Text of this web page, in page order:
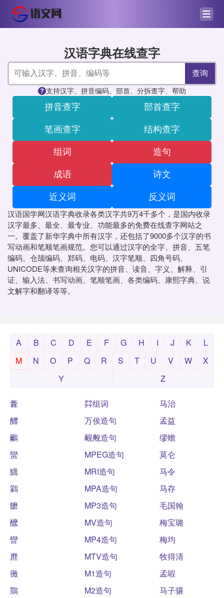
汉语字典在线查字
查询
支持汉字、拼音编码、部首、分拆查字、帮助
拼音查字
部首查字
笔画查字 结构查字
组词 造句
成语 诗文
近义词 反义词
汉语国学网汉语字典收录各类汉字共9万4千多个，是国内收录
汉字最多、最全、最专业、功能最多的免费在线查字网站之
一。覆盖了新华字典中所有汉字，还包括了9000多个汉字的书
写动画和笔顺笔画规范。您可以通过汉字的全字、拼音、五笔
编码、仓颉编码、郑码、电码、汉字笔顺、四角号码、
UNICODE等来查询相关汉字的拼音、读音、字义、解释、引
证、输入法、书写动画、笔顺笔画、各类编码、康熙字典、说
文解字和翻译等等。
A B C D E F G H I J K
L
M
N O P Q R S T U V W
X
Y
Z
虋
釄
鸍
蠻
鱴
鸏
饝
醿
矕
爢
黴
鷶
茻组词
万俟造句
䩄觍造句
MPEG造句
MRI造句
MPA造句
MP3造句
MV造句
MP4造句
MTV造句
M1造句
M2造句
马治
孟益
缪蟾
莫仑
马令
马存
毛国翰
梅宝璐
梅均
牧得清
孟嘏
马子骧